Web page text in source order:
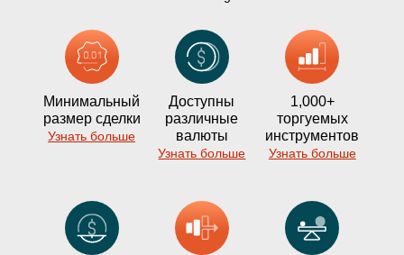
Минимальный
размер сделки
Узнать больше
Доступны
различные
валюты
Узнать больше
1,000+
торгуемых
инструментов
Узнать больше